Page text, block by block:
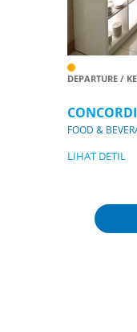
DEPARTURE /
FOOD &
LIHAT DETIL